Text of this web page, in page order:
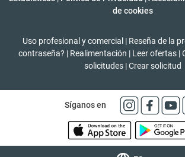
de cookies
Uso profesional y comercial | Reseña de la
contraseña? | Realimentación | Leer ofertas |
solicitudes |Crear solicitud
Síganos en